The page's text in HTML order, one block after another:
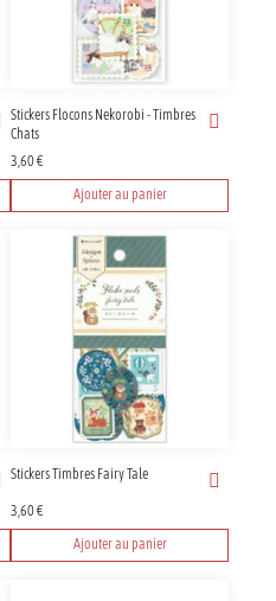
Stickers Flocons Nekorobi - Timbres
Chats
3,60€
Ajouter au panier
Stickers Timbres Fairy Tale
3,60€
Ajouter au panier